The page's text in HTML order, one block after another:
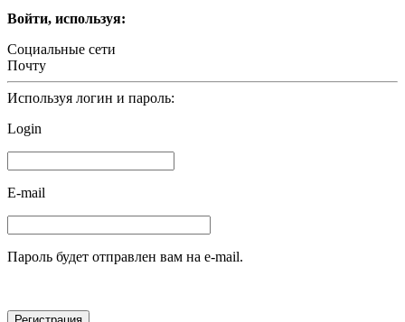
Войти, используя:
Социальные сети
Почту
Используя логин и пароль:
Login
E-mail
Пароль будет отправлен вам на e-mail.